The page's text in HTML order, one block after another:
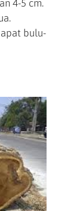
4-5 cm.
bulu-